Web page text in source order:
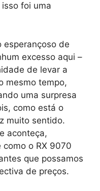
foi uma
esperançoso de
excesso aqui –
de levar a
mesmo tempo,
uma surpresa
como está o
muito sentido.
aconteça,
o RX 9070
que possamos
de preços.